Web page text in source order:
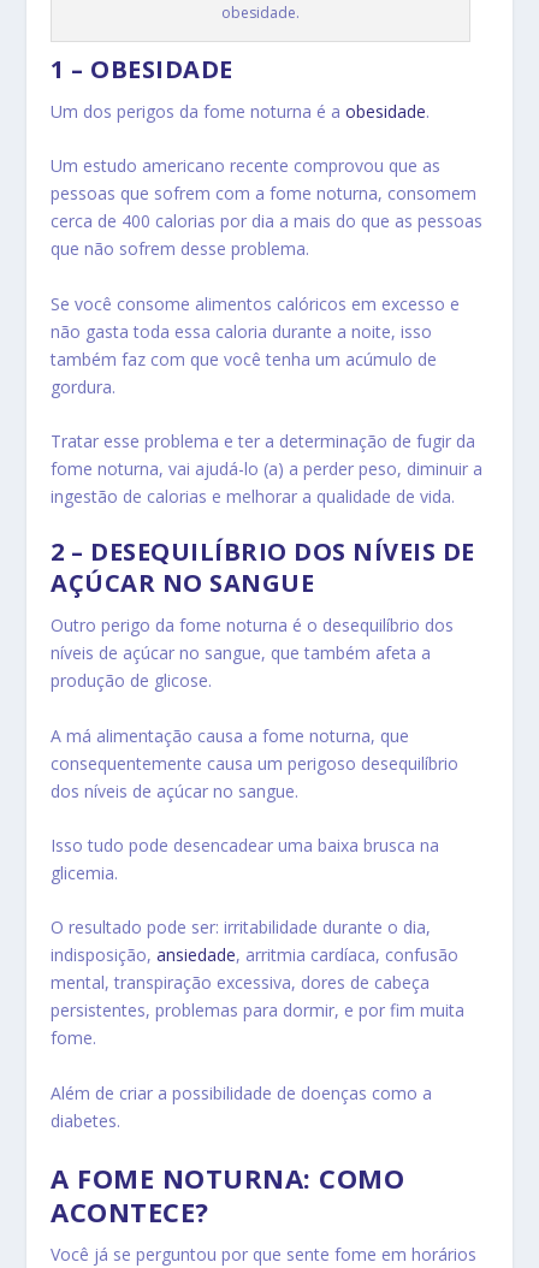
obesidade.
1 – OBESIDADE
Um dos perigos da fome noturna é a obesidade.
Um estudo americano recente comprovou que as
pessoas que sofrem com a fome noturna, consomem
cerca de 400 calorias por dia a mais do que as pessoas
que não sofrem desse problema.
Se você consome alimentos calóricos em excesso e
não gasta toda essa caloria durante a noite, isso
também faz com que você tenha um acúmulo de
gordura.
Tratar esse problema e ter a determinação de fugir da
fome noturna, vai ajudá-lo (a) a perder peso, diminuir a
ingestão de calorias e melhorar a qualidade de vida.
2 – DESEQUILÍBRIO DOS NÍVEIS DE
AÇÚCAR NO SANGUE
Outro perigo da fome noturna é o desequilíbrio dos
níveis de açúcar no sangue, que também afeta a
produção de glicose.
A má alimentação causa a fome noturna, que
consequentemente causa um perigoso desequilíbrio
dos níveis de açúcar no sangue.
Isso tudo pode desencadear uma baixa brusca na
glicemia.
O resultado pode ser: irritabilidade durante o dia,
indisposição, ansiedade, arritmia cardíaca, confusão
mental, transpiração excessiva, dores de cabeça
persistentes, problemas para dormir, e por fim muita
fome.
Além de criar a possibilidade de doenças como a
diabetes.
A FOME NOTURNA: COMO
ACONTECE?
Você já se perguntou por que sente fome em horários